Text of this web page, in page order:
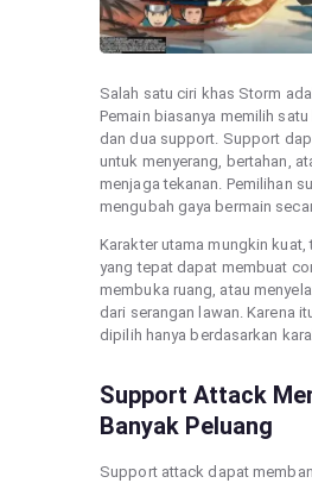
Salah satu ciri khas Storm
Pemain biasanya memilih
dan dua support. Support
untuk menyerang, bertahan,
menjaga tekanan. Pemilihan
mengubah gaya bermain
Karakter utama mungkin
yang tepat dapat membuat
membuka ruang, atau
dari serangan lawan. Karena
dipilih hanya berdasarkan
Support Attack
Banyak Peluang
Support attack dapat